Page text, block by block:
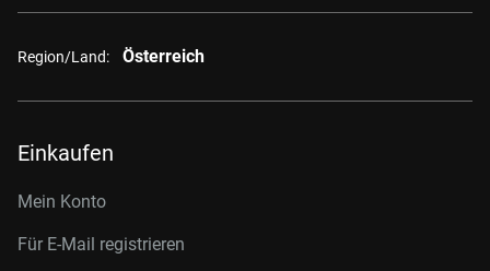
Region/Land: Österreich
Einkaufen
Mein Konto
Für E-Mail registrieren